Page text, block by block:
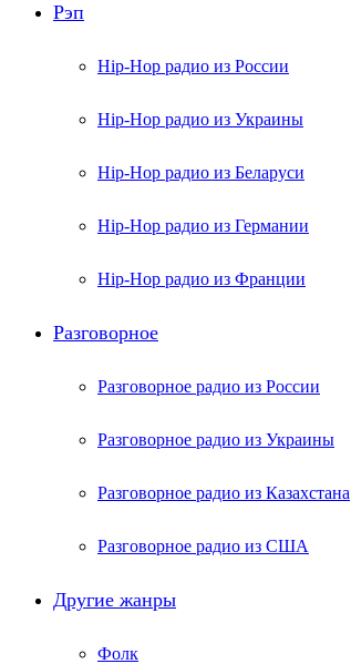
Рэп
Hip-Hop радио из России
Hip-Hop радио из Украины
Hip-Hop радио из Беларуси
Hip-Hop радио из Германии
Hip-Hop радио из Франции
Разговорное
Разговорное радио из России
Разговорное радио из Украины
Разговорное радио из Казахстана
Разговорное радио из США
Другие жанры
Фолк